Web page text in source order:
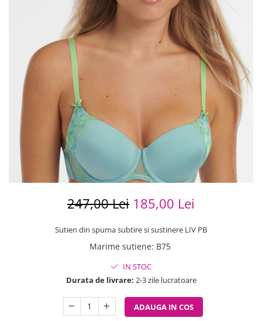
247,00 Lei 185,00 Lei
Sutien din spuma subtire si sustinere LIV PB
Marime sutiene: B75
IN STOC
Durata de livrare: 2-3 zile lucratoare
ADAUGA IN COS